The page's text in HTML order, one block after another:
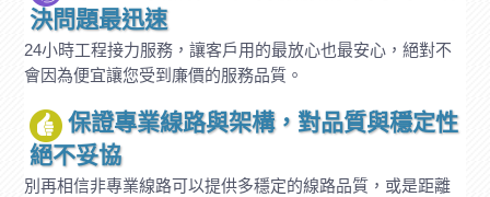
決問題最迅速
24小時工程接力服務，讓客戶用的最放心也最安心，絕對不
會因為便宜讓您受到廉價的服務品質。
保證專業線路與架構，對品質與穩定性
絕不妥協
別再相信非專業線路可以提供多穩定的線路品質，或是距離